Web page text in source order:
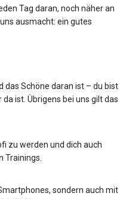
Tag daran, noch näher an
ausmacht: ein gutes
das Schöne daran ist – du bist
ist. Übrigens bei uns gilt das
zu werden und dich auch
Trainings.
sondern auch mit